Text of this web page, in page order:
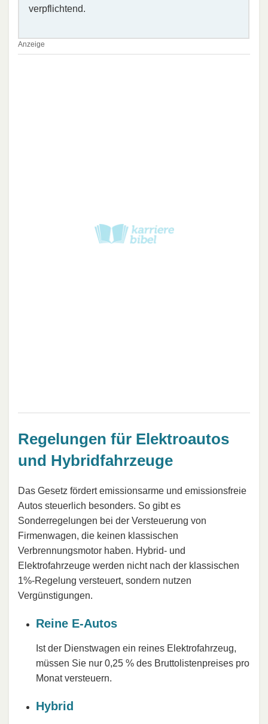
verpflichtend.
Anzeige
Regelungen für Elektroautos
und Hybridfahrzeuge
Das Gesetz fördert emissionsarme und emissionsfreie
Autos steuerlich besonders. So gibt es
Sonderregelungen bei der Versteuerung von
Firmenwagen, die keinen klassischen
Verbrennungsmotor haben. Hybrid- und
Elektrofahrzeuge werden nicht nach der klassischen
1%-Regelung versteuert, sondern nutzen
Vergünstigungen.
Reine E-Autos
Ist der Dienstwagen ein reines Elektrofahrzeug,
müssen Sie nur 0,25 % des Bruttolistenpreises pro
Monat versteuern.
Hybrid